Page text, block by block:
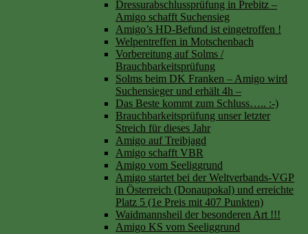
Dressurabschlussprüfung in Prebitz –
Amigo schafft Suchensieg
Amigo’s HD-Befund ist eingetroffen !
Welpentreffen in Motschenbach
Vorbereitung auf Solms /
Brauchbarkeitsprüfung
Solms beim DK Franken – Amigo wird
Suchensieger und erhält 4h –
Das Beste kommt zum Schluss….. :-)
Brauchbarkeitsprüfung unser letzter
Streich für dieses Jahr
Amigo auf Treibjagd
Amigo schafft VBR
Amigo vom Seeliggrund
Amigo startet bei der Weltverbands-VGP
in Österreich (Donaupokal) und erreichte
Platz 5 (1e Preis mit 407 Punkten)
Waidmannsheil der besonderen Art !!!
Amigo KS vom Seeliggrund